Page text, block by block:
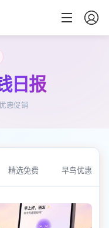
日报
惠促销
精选免费 早鸟优惠